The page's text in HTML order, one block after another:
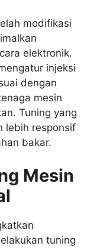
modifikasi
elektronik.
injeksi
dengan
mesin
Tuning yang
lebih responsif
bakar.
Mesin
tuning